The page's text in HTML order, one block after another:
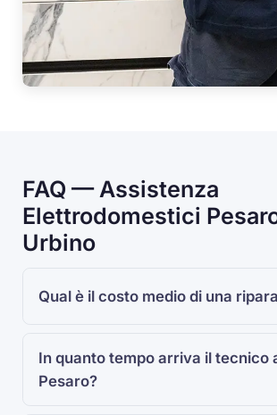
FAQ — Assistenza
Elettrodomestici
Urbino
Qual è il costo medio di una
In quanto tempo arriva il tecnico
Pesaro?